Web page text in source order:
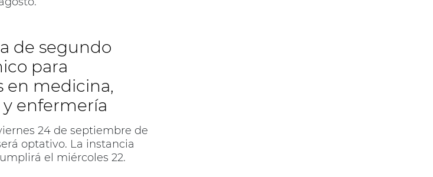
de segundo
para
en medicina,
enfermería
24 de septiembre de
optativo. La instancia
el miércoles 22.